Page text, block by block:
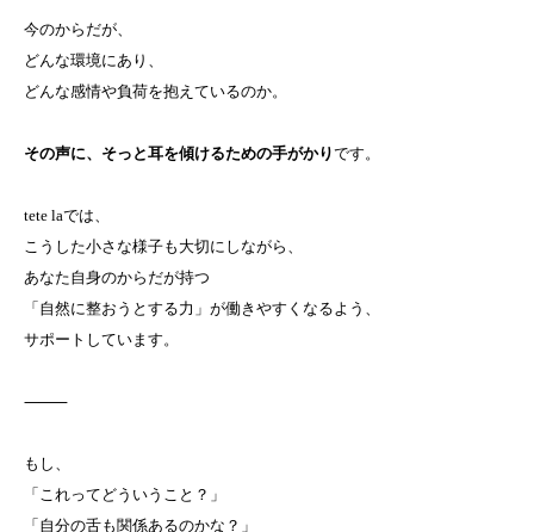
今のからだが、
どんな環境にあり、
どんな感情や負荷を抱えているのか。
その声に、そっと耳を傾けるための手がかりです。
tete laでは、
こうした小さな様子も大切にしながら、
あなた自身のからだが持つ
「自然に整おうとする力」が働きやすくなるよう、
サポートしています。
⸻
もし、
「これってどういうこと？」
「自分の舌も関係あるのかな？」